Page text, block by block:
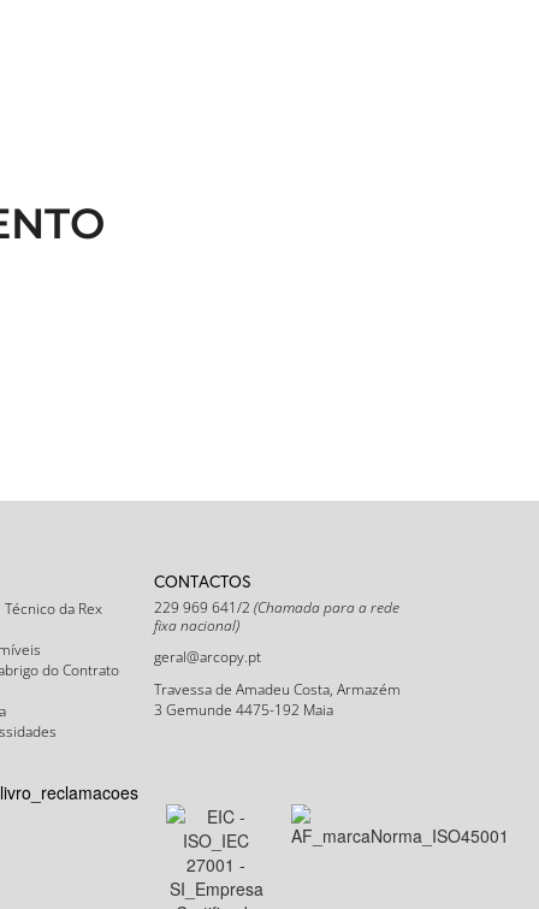
da Rex
do Contrato
CONTACTOS
229 969 641/2 (Chamada para a rede
fixa nacional)
geral@arcopy.pt
Travessa de Amadeu Costa, Armazém
3 Gemunde 4475-192 Maia